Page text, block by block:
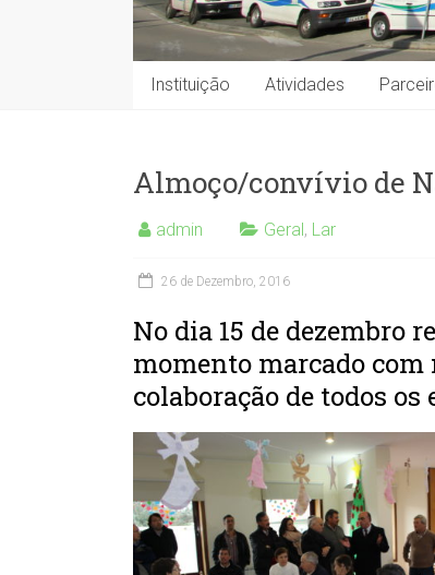
Instituição Atividades
Almoço/convívio de
admin Geral , Lar
26 de Dezembro, 2016
No dia 15 de dezembro
momento marcado com
colaboração de todos